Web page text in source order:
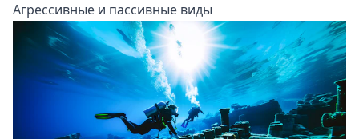
Агрессивные и пассивные виды